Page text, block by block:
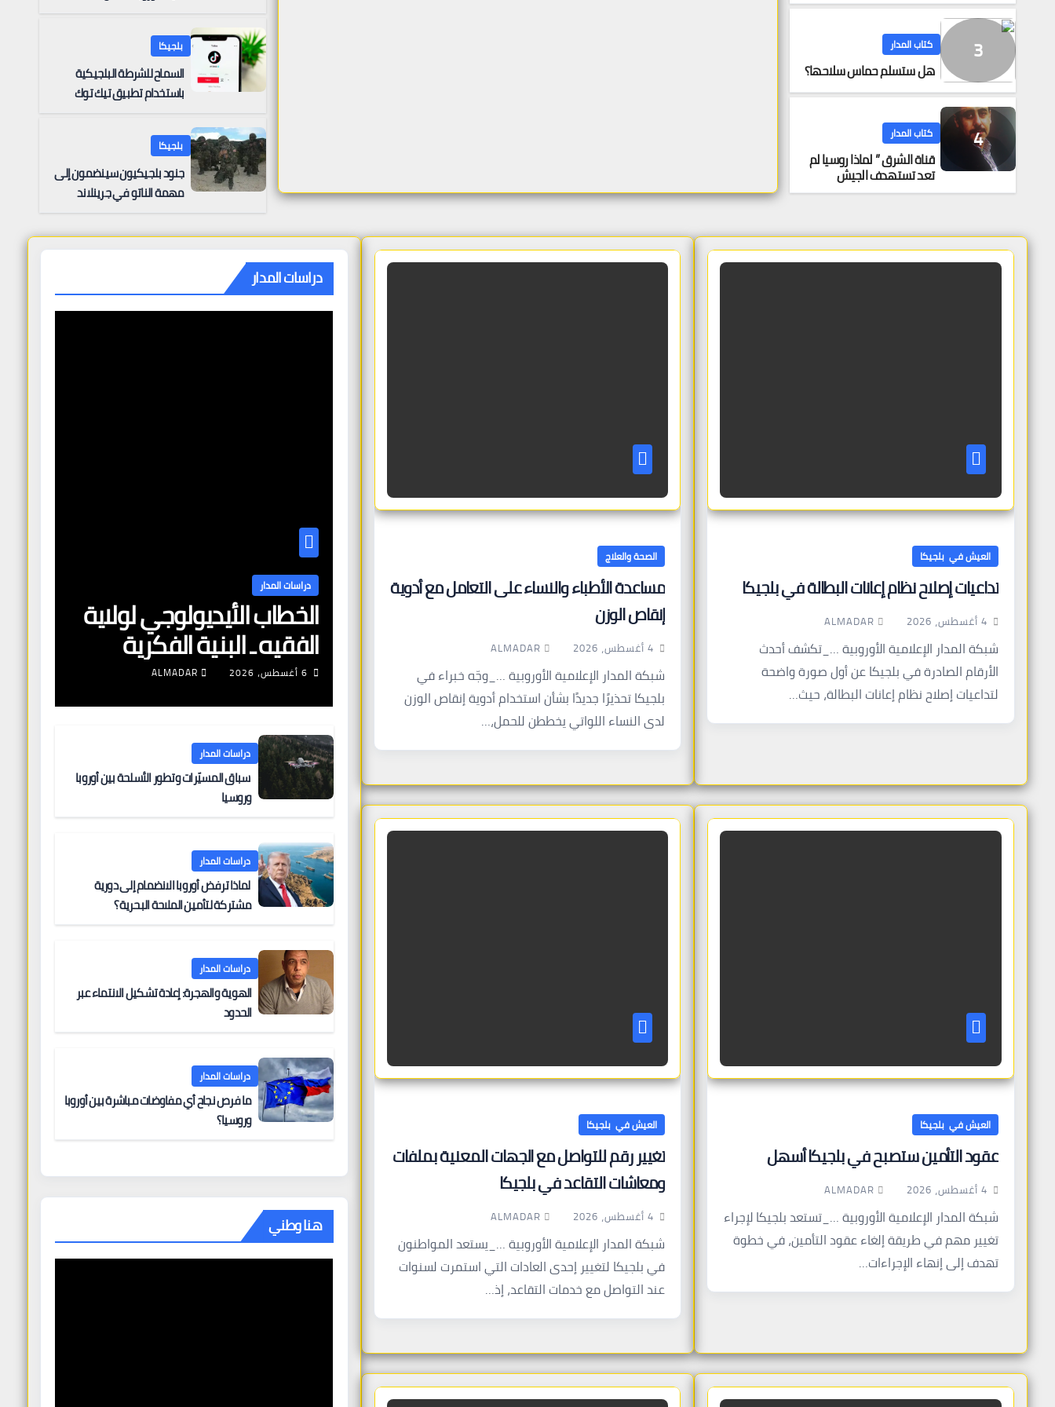
كتاب المدار
هل ستسلم حماس سلاحها؟
كتاب المدار
قناة الشرق ” لماذا روسيا لم
تعد تستهدف الجيش
الأوكراني فقط، بل تستهدف
بلجيكا
السماح للشرطة البلجيكية
باستخدام تطبيق تيك توك
بلجيكا
جنود بلجيكيون سينضمون إلى
مهمة الناتو في جرينلاند
العيش في بلجيكا
تداعيات إصلاح نظام إعانات البطالة في بلجيكا
4 أغسطس، 2026 ALMADAR
شبكة المدار الإعلامية الأوروبية …_تكشف أحدث
الأرقام الصادرة في بلجيكا عن أول صورة واضحة
لتداعيات إصلاح نظام إعانات البطالة، حيث…
الصحة والعلاج
مساعدة الأطباء والنساء على التعامل مع أدوية
إنقاص الوزن
4 أغسطس، 2026 ALMADAR
شبكة المدار الإعلامية الأوروبية …_وجّه خبراء في
بلجيكا تحذيرًا جديدًا بشأن استخدام أدوية إنقاص الوزن
لدى النساء اللواتي يخططن للحمل،…
العيش في بلجيكا
عقود التأمين ستصبح في بلجيكا أسهل
4 أغسطس، 2026 ALMADAR
شبكة المدار الإعلامية الأوروبية …_تستعد بلجيكا لإجراء
تغيير مهم في طريقة إلغاء عقود التأمين، في خطوة
تهدف إلى إنهاء الإجراءات…
العيش في بلجيكا
تغيير رقم للتواصل مع الجهات المعنية بملفات
ومعاشات التقاعد في بلجيكا
4 أغسطس، 2026 ALMADAR
شبكة المدار الإعلامية الأوروبية …_يستعد المواطنون
في بلجيكا لتغيير إحدى العادات التي استمرت لسنوات
عند التواصل مع خدمات التقاعد، إذ…
دراسات المدار
دراسات المدار
الخطاب الأيديولوجي لولاية
الفقيه ـ البنية الفكرية
وآليات التعبئة
6 أغسطس، 2026 ALMADAR
دراسات المدار
سباق المسيّرات وتطور الأسلحة بين أوروبا
وروسيا
دراسات المدار
لماذا ترفض أوروبا الانضمام إلى دورية
مشتركة لتأمين الملاحة البحرية؟
دراسات المدار
الهوية والهجرة: إعادة تشكيل الانتماء عبر
الحدود
دراسات المدار
ما فرص نجاح أي مفاوضات مباشرة بين أوروبا
وروسيا؟
هنا وطني